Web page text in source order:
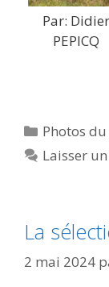
Par: Didier
PEPICQ
Catégories
Photos
Laisser
La
2 mai 2024